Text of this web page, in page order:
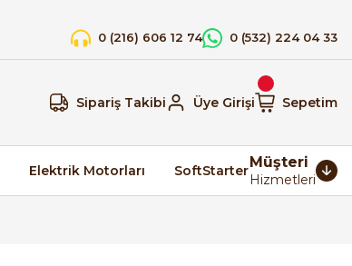
0 (216) 606 12 74 0 (532) 224 04 33
Sipariş Takibi Üye Girişi Sepetim
Elektrik Motorları SoftStarterMüşteri
Hizmetleri